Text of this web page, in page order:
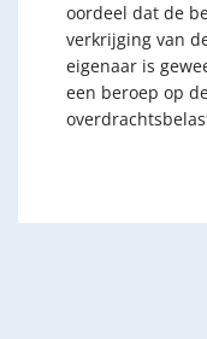
oordeel dat de
verkrijging van
eigenaar is
een beroep op